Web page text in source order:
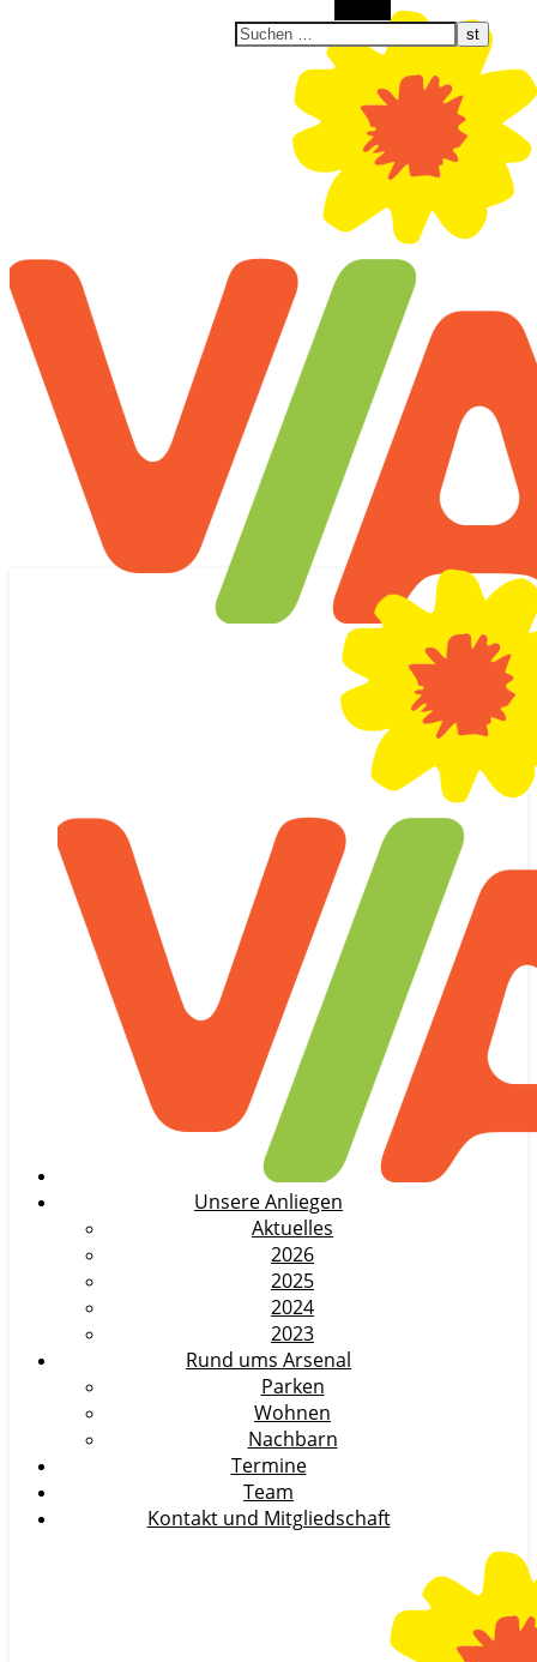
Unsere Anliegen
Aktuelles
2026
2025
2024
2023
Rund ums Arsenal
Parken
Wohnen
Nachbarn
Termine
Team
Kontakt und Mitgliedschaft